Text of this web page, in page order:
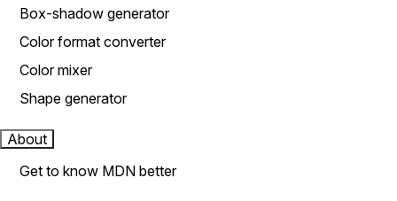
Box-shadow generator
Color format converter
Color mixer
Shape generator
About
Get to know MDN better